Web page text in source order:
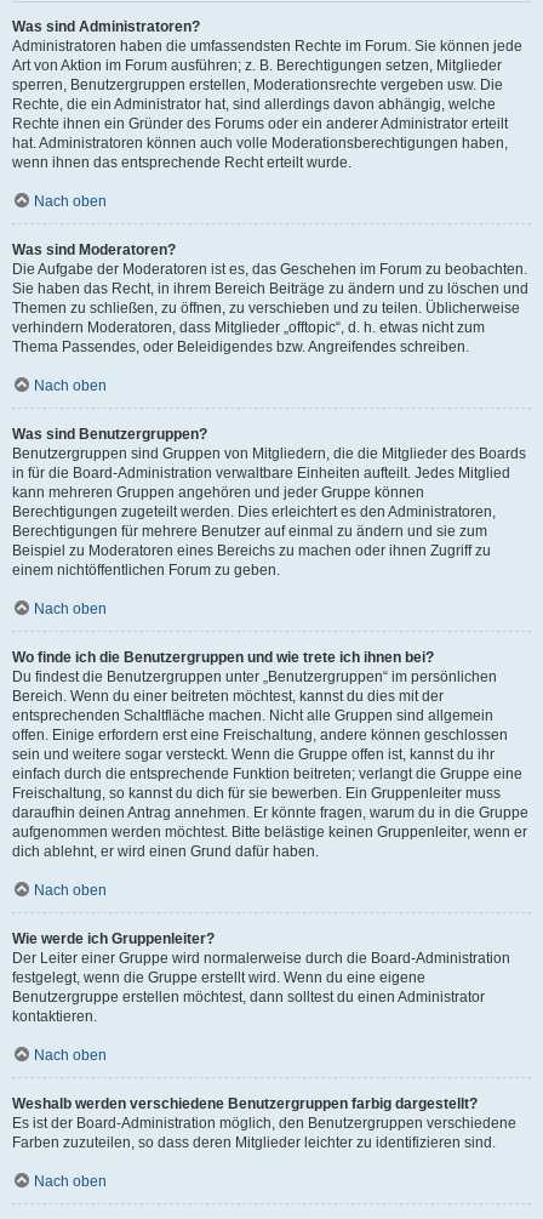
Was sind Administratoren?
Administratoren haben die umfassendsten Rechte im Forum. Sie können jede
Art von Aktion im Forum ausführen; z. B. Berechtigungen setzen, Mitglieder
sperren, Benutzergruppen erstellen, Moderationsrechte vergeben usw. Die
Rechte, die ein Administrator hat, sind allerdings davon abhängig, welche
Rechte ihnen ein Gründer des Forums oder ein anderer Administrator erteilt
hat. Administratoren können auch volle Moderationsberechtigungen haben,
wenn ihnen das entsprechende Recht erteilt wurde.
Nach oben
Was sind Moderatoren?
Die Aufgabe der Moderatoren ist es, das Geschehen im Forum zu beobachten.
Sie haben das Recht, in ihrem Bereich Beiträge zu ändern und zu löschen und
Themen zu schließen, zu öffnen, zu verschieben und zu teilen. Üblicherweise
verhindern Moderatoren, dass Mitglieder „offtopic“, d. h. etwas nicht zum
Thema Passendes, oder Beleidigendes bzw. Angreifendes schreiben.
Nach oben
Was sind Benutzergruppen?
Benutzergruppen sind Gruppen von Mitgliedern, die die Mitglieder des Boards
in für die Board-Administration verwaltbare Einheiten aufteilt. Jedes Mitglied
kann mehreren Gruppen angehören und jeder Gruppe können
Berechtigungen zugeteilt werden. Dies erleichtert es den Administratoren,
Berechtigungen für mehrere Benutzer auf einmal zu ändern und sie zum
Beispiel zu Moderatoren eines Bereichs zu machen oder ihnen Zugriff zu
einem nichtöffentlichen Forum zu geben.
Nach oben
Wo finde ich die Benutzergruppen und wie trete ich ihnen bei?
Du findest die Benutzergruppen unter „Benutzergruppen“ im persönlichen
Bereich. Wenn du einer beitreten möchtest, kannst du dies mit der
entsprechenden Schaltfläche machen. Nicht alle Gruppen sind allgemein
offen. Einige erfordern erst eine Freischaltung, andere können geschlossen
sein und weitere sogar versteckt. Wenn die Gruppe offen ist, kannst du ihr
einfach durch die entsprechende Funktion beitreten; verlangt die Gruppe eine
Freischaltung, so kannst du dich für sie bewerben. Ein Gruppenleiter muss
daraufhin deinen Antrag annehmen. Er könnte fragen, warum du in die Gruppe
aufgenommen werden möchtest. Bitte belästige keinen Gruppenleiter, wenn er
dich ablehnt, er wird einen Grund dafür haben.
Nach oben
Wie werde ich Gruppenleiter?
Der Leiter einer Gruppe wird normalerweise durch die Board-Administration
festgelegt, wenn die Gruppe erstellt wird. Wenn du eine eigene
Benutzergruppe erstellen möchtest, dann solltest du einen Administrator
kontaktieren.
Nach oben
Weshalb werden verschiedene Benutzergruppen farbig dargestellt?
Es ist der Board-Administration möglich, den Benutzergruppen verschiedene
Farben zuzuteilen, so dass deren Mitglieder leichter zu identifizieren sind.
Nach oben